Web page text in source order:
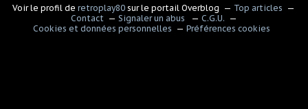
Voir le profil deretroplay80 sur le portail Overblog
Top articles
Contact
Signaler un abus
C.G.U.
Cookies et données personnelles
Préférences cookies